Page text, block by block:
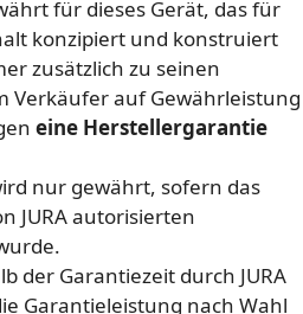
für dieses Gerät, das für
konzipiert und konstruiert
zusätzlich zu seinen
Verkäufer auf Gewährleistung
eine Herstellergarantie
nur gewährt, sofern das
JURA autorisierten
der Garantiezeit durch JURA
Garantieleistung nach Wahl